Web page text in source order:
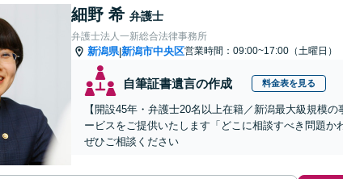
細野 希 弁護士
弁護士法人一新総合法律事務所
新潟県|新潟市中央区営業時間：09:00~17:00（土曜日）
自筆証書遺言の作成 料金表を見る
【開設45年・弁護士20名以上在籍／新潟最大級規模
ービスをご提供いたします「どこに相談すべき問題
ぜひご相談ください